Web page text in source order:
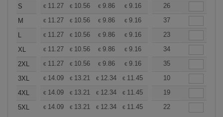
S € 11.27 € 10.56 € 9.86 € 9.16 8.45
26
M
€ 11.27 € 10.56 € 9.86 € 9.16 8.45
37
L
€ 11.27 € 10.56 € 9.86 € 9.16 8.45
23
XL
€ 11.27 € 10.56 € 9.86 € 9.16 8.45
34
2XL
€ 11.27 € 10.56 € 9.86 € 9.16 8.45
35
3XL
€ 14.09 € 13.21 € 12.34 € 11.45 10.57
10
4XL
€ 14.09 € 13.21 € 12.34 € 11.45 10.57
19
5XL
€ 14.09 € 13.21 € 12.34 € 11.45 10.57
22